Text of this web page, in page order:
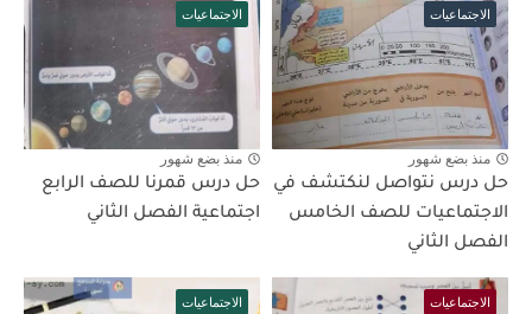
الاجتماعيات
منذ بضع شهور
حل درس نتواصل لنكتشف في
الاجتماعيات للصف الخامس
الفصل الثاني
الاجتماعيات
منذ بضع شهور
حل درس قمرنا للصف الرابع
اجتماعية الفصل الثاني
الاجتماعيات الاجتماعيات